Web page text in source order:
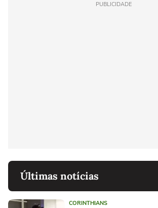
PUBLICIDADE
Últimas notícias
CORINTHIANS